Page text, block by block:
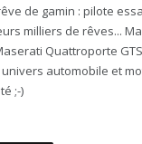
de gamin : pilote
milliers de rêves...
Quattroporte
automobile et
;-)